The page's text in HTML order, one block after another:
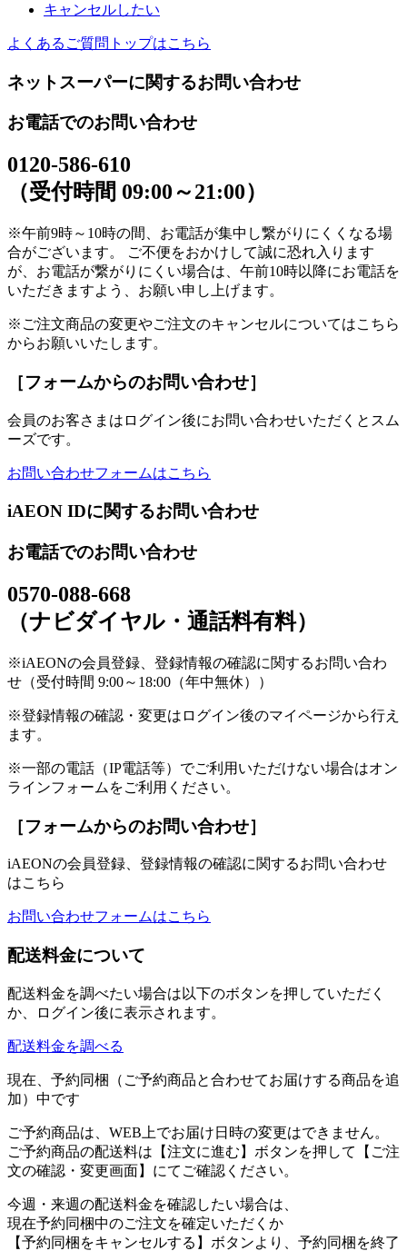
キャンセルしたい
よくあるご質問トップはこちら
ネットスーパーに関するお問い合わせ
お電話でのお問い合わせ
0120-586-610
（受付時間 09:00～21:00）
※午前9時～10時の間、お電話が集中し繋がりにくくなる場
合がございます。 ご不便をおかけして誠に恐れ入ります
が、お電話が繋がりにくい場合は、午前10時以降にお電話を
いただきますよう、お願い申し上げます。
※ご注文商品の変更やご注文のキャンセルについてはこちら
からお願いいたします。
［フォームからのお問い合わせ］
会員のお客さまはログイン後にお問い合わせいただくとスム
ーズです。
お問い合わせフォームはこちら
iAEON IDに関するお問い合わせ
お電話でのお問い合わせ
0570-088-668
（ナビダイヤル・通話料有料）
※iAEONの会員登録、登録情報の確認に関するお問い合わ
せ（受付時間 9:00～18:00（年中無休））
※登録情報の確認・変更はログイン後のマイページから行え
ます。
※一部の電話（IP電話等）でご利用いただけない場合はオン
ラインフォームをご利用ください。
［フォームからのお問い合わせ］
iAEONの会員登録、登録情報の確認に関するお問い合わせ
はこちら
お問い合わせフォームはこちら
配送料金について
配送料金を調べたい場合は以下のボタンを押していただく
か、ログイン後に表示されます。
配送料金を調べる
現在、予約同梱（ご予約商品と合わせてお届けする商品を追
加）中です
ご予約商品は、WEB上でお届け日時の変更はできません。
ご予約商品の配送料は【注文に進む】ボタンを押して【ご注
文の確認・変更画面】にてご確認ください。
今週・来週の配送料金を確認したい場合は、
現在予約同梱中のご注文を確定いただくか
【予約同梱をキャンセルする】ボタンより、予約同梱を終了